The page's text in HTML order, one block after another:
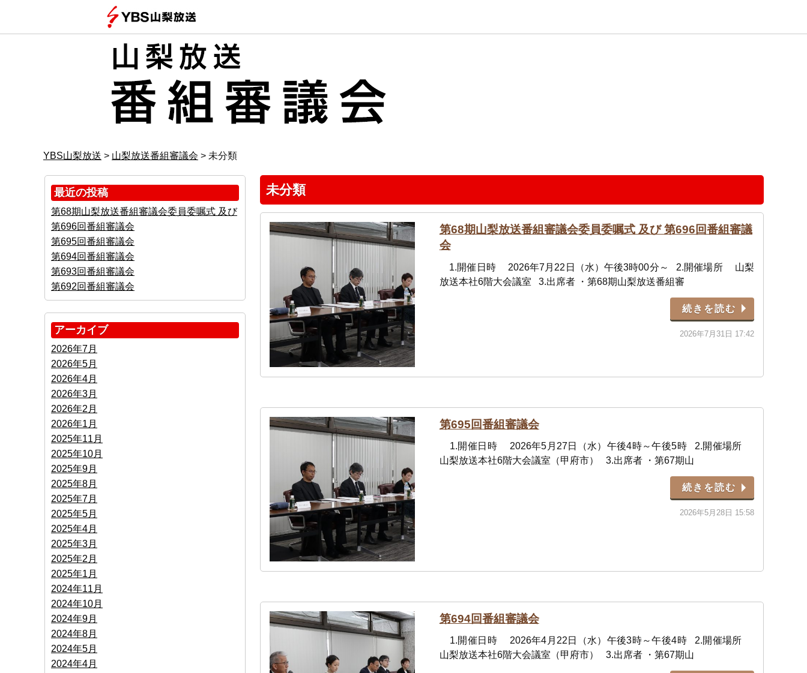
YBS山梨放送 > 山梨放送番組審議会 > 未分類
未分類
第68期山梨放送番組審議会委員委嘱式 及び 第696回番組審議
会
1.開催日時 2026年7月22日（水）午後3時00分～ 2.開催場所 山梨
放送本社6階大会議室 3.出席者 ・第68期山梨放送番組審
続きを読む
2026年7月31日 17:42
第695回番組審議会
1.開催日時 2026年5月27日（水）午後4時～午後5時 2.開催場所
山梨放送本社6階大会議室（甲府市） 3.出席者 ・第67期山
続きを読む
2026年5月28日 15:58
第694回番組審議会
1.開催日時 2026年4月22日（水）午後3時～午後4時 2.開催場所
山梨放送本社6階大会議室（甲府市） 3.出席者 ・第67期山
最近の投稿
第68期山梨放送番組審議会委員委嘱式 及び
第696回番組審議会
第695回番組審議会
第694回番組審議会
第693回番組審議会
第692回番組審議会
アーカイブ
2026年7月
2026年5月
2026年4月
2026年3月
2026年2月
2026年1月
2025年11月
2025年10月
2025年9月
2025年8月
2025年7月
2025年5月
2025年4月
2025年3月
2025年2月
2025年1月
2024年11月
2024年10月
2024年9月
2024年8月
2024年5月
2024年4月